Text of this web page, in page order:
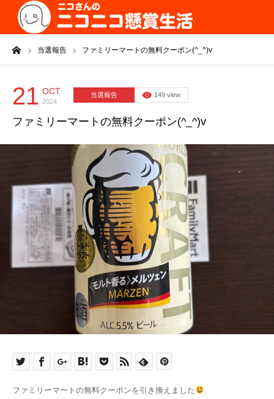
当選報告 ファミリーマートの無料クーポン(^_^)v
21 OCT
2024
当選報告 149 view
ファミリーマートの無料クーポン(^_^)v
ファミリーマートの無料クーポンを引き換えました